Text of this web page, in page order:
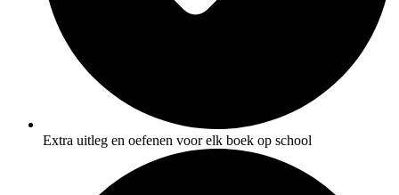
Extra uitleg en oefenen voor elk boek op school